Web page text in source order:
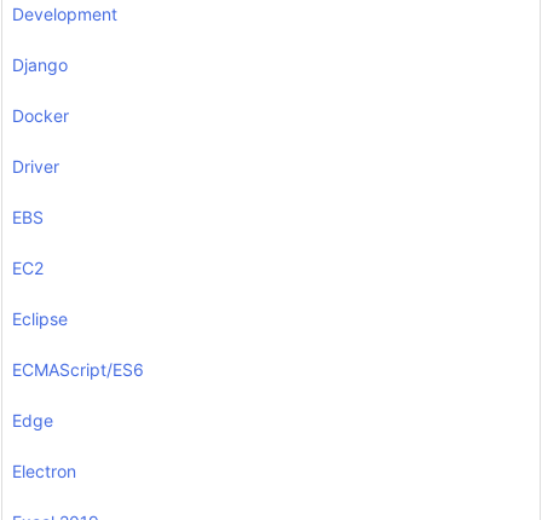
Development
Django
Docker
Driver
EBS
EC2
Eclipse
ECMAScript/ES6
Edge
Electron